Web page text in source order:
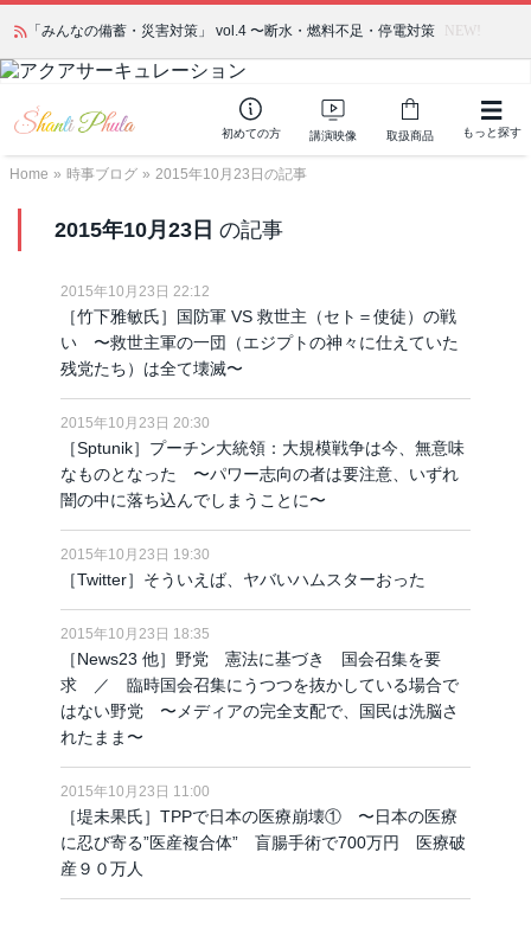
「みんなの備蓄・災害対策」 vol.4 〜断水・燃料不足・停電対策 NEW!
かつて愛されていた人気商品が復活！夏場に活躍するジェルクリーム「アク
アサーキュレーション」💖🏖️ 8月末までの購入でポイント還元も✨
初めての方 講演映像 取扱商品 もっと探す
Home » 時事ブログ » 2015年10月23日の記事
2015年10月23日 の記事
2015年10月23日 22:12
［竹下雅敏氏］国防軍 VS 救世主（セト＝使徒）の戦
い 〜救世主軍の一団（エジプトの神々に仕えていた
残党たち）は全て壊滅〜
2015年10月23日 20:30
［Sptunik］プーチン大統領：大規模戦争は今、無意味
なものとなった 〜パワー志向の者は要注意、いずれ
闇の中に落ち込んでしまうことに〜
2015年10月23日 19:30
［Twitter］そういえば、ヤバいハムスターおった
2015年10月23日 18:35
［News23 他］野党 憲法に基づき 国会召集を要
求 ／ 臨時国会召集にうつつを抜かしている場合で
はない野党 〜メディアの完全支配で、国民は洗脳さ
れたまま〜
2015年10月23日 11:00
［堤未果氏］TPPで日本の医療崩壊① 〜日本の医療
に忍び寄る”医産複合体” 盲腸手術で700万円 医療破
産９０万人